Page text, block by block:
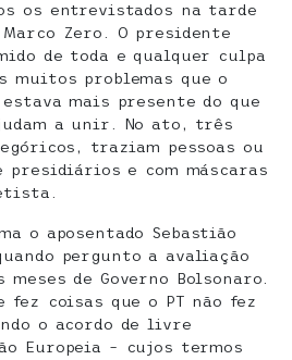
os entrevistados na tarde
Zero. O presidente
de toda e qualquer culpa
muitos problemas que o
mais presente do que
a unir. No ato, três
traziam pessoas ou
presidiários e com máscaras
o aposentado Sebastião
pergunto a avaliação
de Governo Bolsonaro.
fez coisas que o PT não fez
o acordo de livre
Europeia – cujos termos